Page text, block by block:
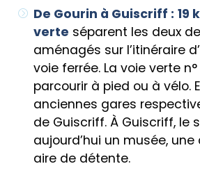
De Gourin à Guiscriff : 19
verte séparent les deux
aménagés sur l’itinéraire
voie ferrée. La voie verte
parcourir à pied ou à vélo.
anciennes gares
de Guiscriff. À Guiscriff, le
aujourd’hui un musée,
aire de détente.